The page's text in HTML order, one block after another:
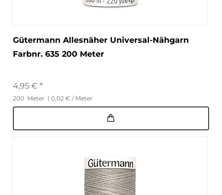
Gütermann Allesnäher Universal-Nähgarn
Farbnr. 635 200 Meter
4,95 € *
200 Meter | 0,02 € / Meter